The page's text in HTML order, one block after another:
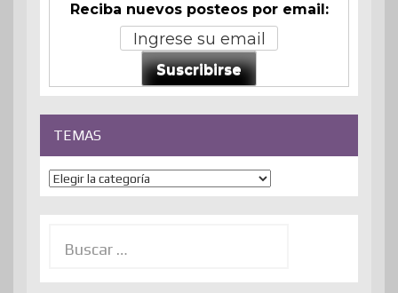
Reciba nuevos posteos por email:
Suscribirse
TEMAS
Temas